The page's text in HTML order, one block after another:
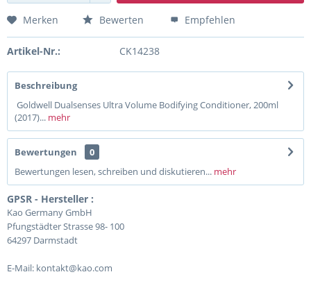
Merken Bewerten Empfehlen
Artikel-Nr.: CK14238
Beschreibung
Goldwell Dualsenses Ultra Volume Bodifying Conditioner, 200ml
(2017)... mehr
Bewertungen
0
Bewertungen lesen, schreiben und diskutieren... mehr
GPSR - Hersteller :
Kao Germany GmbH
Pfungstädter Strasse 98- 100
64297 Darmstadt
E-Mail: kontakt@kao.com